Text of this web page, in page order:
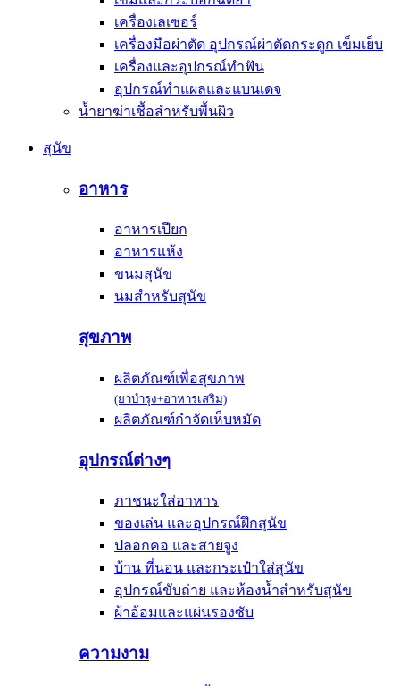
เครื่องเลเซอร์
เครื่องมือผ่าตัด อุปกรณ์ผ่าตัดกระดูก เข็มเย็บ
เครื่องและอุปกรณ์ทำฟัน
อุปกรณ์ทำแผลและแบนเดจ
น้ำยาฆ่าเชื้อสำหรับพื้นผิว
สุนัข
อาหาร
อาหารเปียก
อาหารแห้ง
ขนมสุนัข
นมสำหรับสุนัข
สุขภาพ
ผลิตภัณฑ์เพื่อสุขภาพ
(ยาบำรุง+อาหารเสริม)
ผลิตภัณฑ์กำจัดเห็บหมัด
อุปกรณ์ต่างๆ
ภาชนะใส่อาหาร
ของเล่น และอุปกรณ์ฝึกสุนัข
ปลอกคอ และสายจูง
บ้าน ที่นอน และกระเป๋าใส่สุนัข
อุปกรณ์ขับถ่าย และห้องน้ำสำหรับสุนัข
ผ้าอ้อมและแผ่นรองซับ
ความงาม